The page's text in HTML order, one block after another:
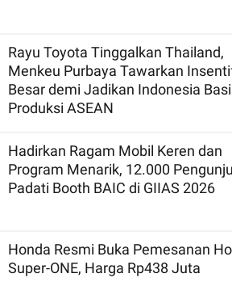
Rayu Toyota Tinggalkan Thailand,
Menkeu Purbaya Tawarkan
Besar demi Jadikan Indonesia
Produksi ASEAN
Hadirkan Ragam Mobil Keren dan
Program Menarik, 12.000
Padati Booth BAIC di GIIAS 2026
Honda Resmi Buka Pemesanan
Super-ONE, Harga Rp438 Juta